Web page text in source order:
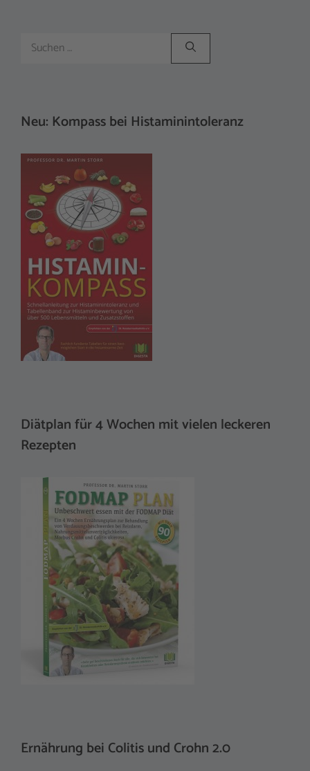
Suchen
nach:
Neu: Kompass bei Histaminintoleranz
Diätplan für 4 Wochen mit vielen leckeren
Rezepten
Ernährung bei Colitis und Crohn 2.0